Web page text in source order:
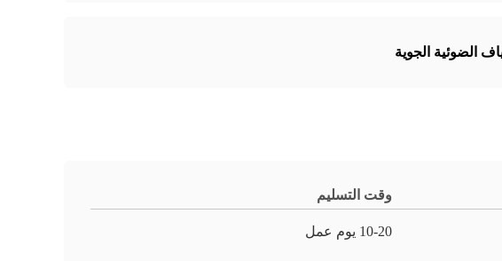
الضوئية الجوية
وقت التسليم
10-20 يوم عمل